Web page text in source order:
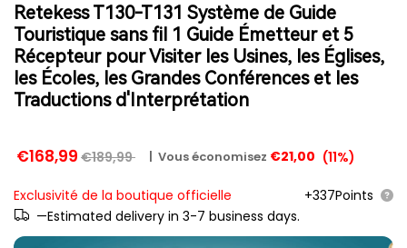
Retekess T130-T131 Système de Guide
Touristique sans fil 1 Guide Émetteur et 5
Récepteur pour Visiter les Usines, les Églises,
les Écoles, les Grandes Conférences et les
Traductions d'Interprétation
€168,99 €189,99 | Vous économisez €21,00 (11%)
Exclusivité de la boutique officielle
+337Points
—Estimated delivery in 3-7 business days.